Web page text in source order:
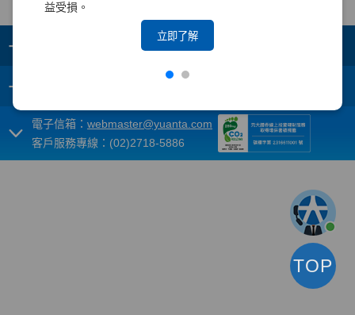
益受損。
立即了解
+
+
電子信箱： webmaster@yuanta.com
客戶服務專線：(02)2718-5886
TOP